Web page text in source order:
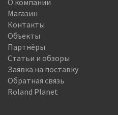
Магазин
Контакты
Объекты
Партнёры
Статьи и обзоры
Заявка на поставку
Обратная связь
Roland Planet